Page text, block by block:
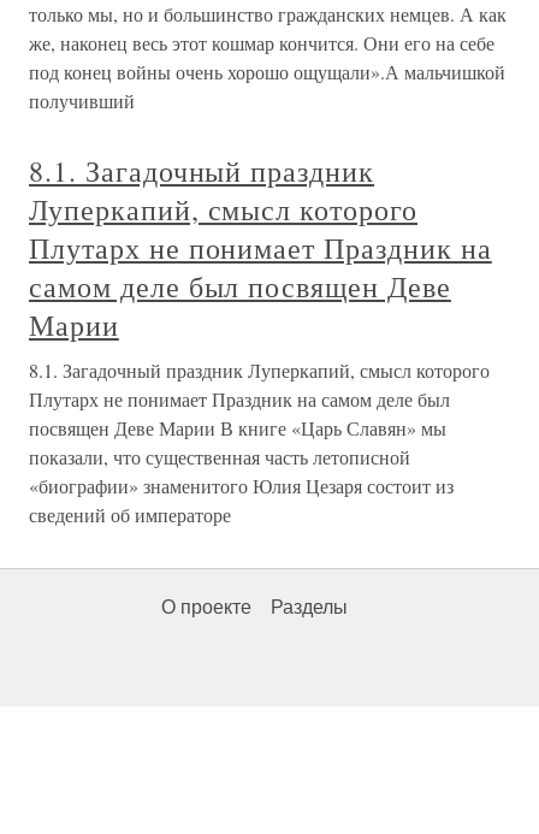
только мы, но и большинство гражданских немцев. А как
же, наконец весь этот кошмар кончится. Они его на себе
под конец войны очень хорошо ощущали».А мальчишкой
получивший
8.1. Загадочный праздник
Луперкапий, смысл которого
Плутарх не понимает Праздник на
самом деле был посвящен Деве
Марии
8.1. Загадочный праздник Луперкапий, смысл которого
Плутарх не понимает Праздник на самом деле был
посвящен Деве Марии В книге «Царь Славян» мы
показали, что существенная часть летописной
«биографии» знаменитого Юлия Цезаря состоит из
сведений об императоре
О проекте Разделы